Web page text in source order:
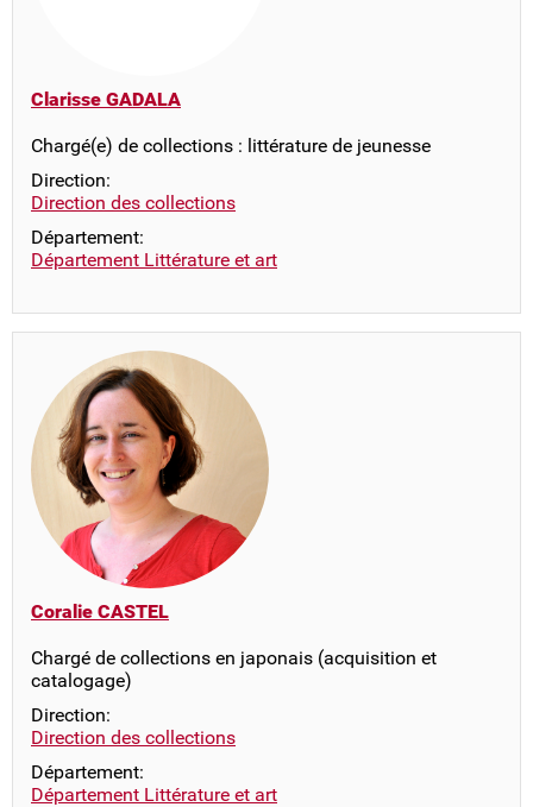
Clarisse GADALA
Chargé(e) de collections : littérature de jeunesse
Direction:
Direction des collections
Département:
Département Littérature et art
Coralie CASTEL
Chargé de collections en japonais (acquisition et
catalogage)
Direction:
Direction des collections
Département:
Département Littérature et art